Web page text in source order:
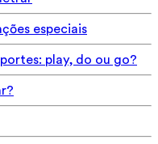
especiais
play, do ou go?